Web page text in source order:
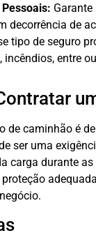
decorrência de
tipo de seguro
incêndios, entre
de caminhão é
ser uma
carga durante